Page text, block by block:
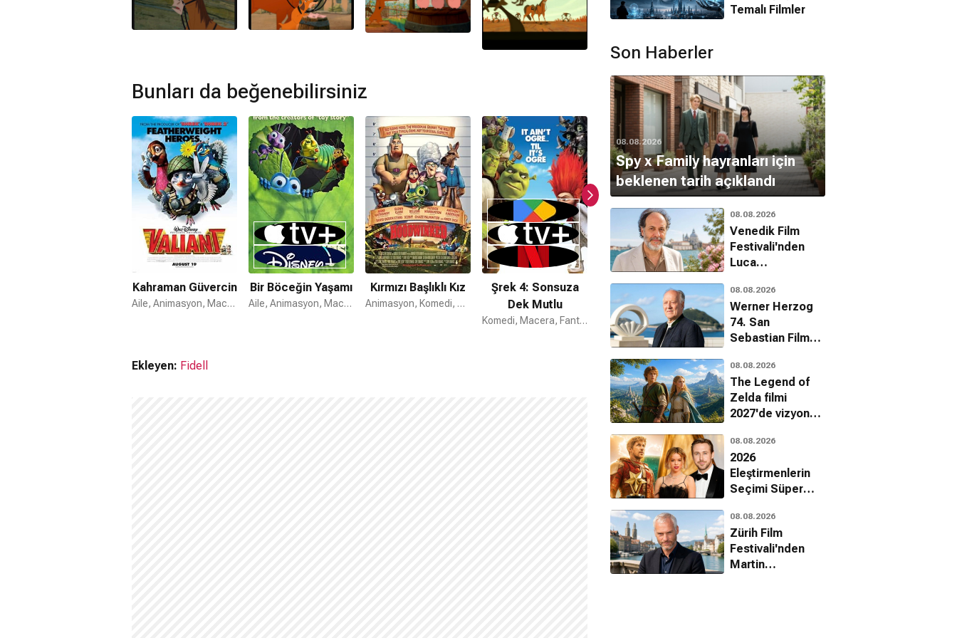
Nereden izleyebilirim, hangi platformda var?
Disney+,Apple TV+
Amazon Prime'da var mı?
Hayır. Film Amazon Prime'da yayınlanmamaktadır.
Müzikleri kime ait?
Kahraman İnekler filmi müzikleriAlan Menken Glenn Slater,Earl Ghaffaritarafından
hazırlanmıştır.
Kahraman İnekler devam filmi var mı?
Hayır. Kahraman İnekler için devam filmi bulunmamaktadır.
Bunları da beğenebilirsiniz
Kahraman Güvercin
Aile, Animasyon, Macera
Bir Böceğin Yaşamı
Aile, Animasyon, Macera
Kırmızı Başlıklı Kız
Animasyon, Komedi, Aile
Şrek 4: Sonsuza
Dek Mutlu
Komedi, Macera, Fantastik
Kung Fu Panda Robinson Ailesi
Animasyon, Komedi, Aile
Ekleyen: Fidell
Temalı Filmler
Son Haberler
08.08.2026
Spy x Family hayranları için
beklenen tarih açıklandı
08.08.2026
Venedik Film
Festivali'nden
Luca
onur ödülü
08.08.2026
Werner Herzog
74. San
Sebastian Film
ödülü alacak
08.08.2026
The Legend of
Zelda filmi
2027'de vizyona
08.08.2026
2026
Eleştirmenlerin
Seçimi Süper
sahiplerini buldu
08.08.2026
Zürih Film
Festivali'nden
Martin